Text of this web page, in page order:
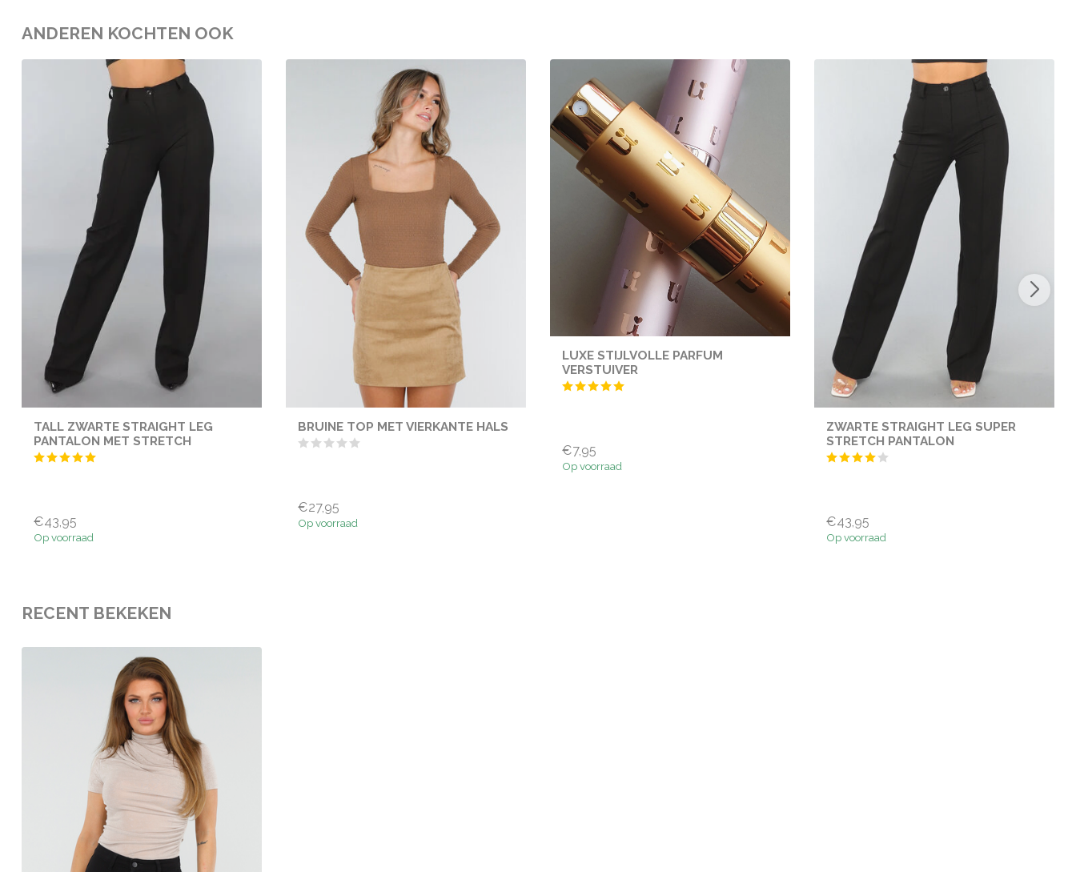
ANDEREN KOCHTEN OOK
TALL ZWARTE STRAIGHT LEG
PANTALON MET STRETCH
€43,95
Op voorraad
BRUINE TOP MET VIERKANTE HALS
€27,95
Op voorraad
LUXE STIJLVOLLE PARFUM
VERSTUIVER
€7,95
Op voorraad
ZWARTE STRAIGHT LEG SUPER
STRETCH PANTALON
€43,95
Op voorraad
RECENT BEKEKEN